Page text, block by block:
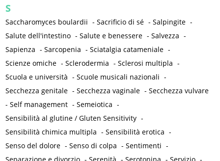
S
Saccharomyces boulardii -Sacrificio di sé -Salpingite -
Salute dell'intestino -Salute e benessere -Salvezza -
Sapienza -Sarcopenia -Sciatalgia catameniale -
Scienze omiche -Sclerodermia -Sclerosi multipla -
Scuola e università -Scuole musicali nazionali -
Secchezza genitale -Secchezza vaginale -Secchezza vulvare
-Self management -Semeiotica -
Sensibilità al glutine / Gluten Sensitivity -
Sensibilità chimica multipla -Sensibilità erotica -
Senso del dolore -Senso di colpa -Sentimenti -